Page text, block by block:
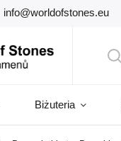
info@worldofstones.eu
Biżuteria